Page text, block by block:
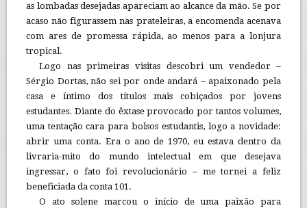
as lombadas desejadas apareciam ao alcance da mão. Se por
acaso não figurassem nas prateleiras, a encomenda acenava
com ares de promessa rápida, ao menos para a lonjura
tropical.
Logo nas primeiras visitas descobri um vendedor –
Sérgio Dortas, não sei por onde andará – apaixonado pela
casa e íntimo dos títulos mais cobiçados por jovens
estudantes. Diante do êxtase provocado por tantos volumes,
uma tentação cara para bolsos estudantis, logo a novidade:
abrir uma conta. Era o ano de 1970, eu estava dentro da
livraria-mito do mundo intelectual em que desejava
ingressar, o fato foi revolucionário – me tornei a feliz
beneficiada da conta 101.
O ato solene marcou o início de uma paixão para